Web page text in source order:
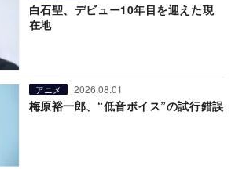
白石聖、デビュー10年目を迎えた現
在地
アニメ 2026.08.01
梅原裕一郎、“低音ボイス”の試行錯誤